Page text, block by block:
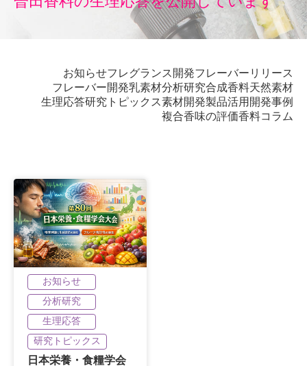
お知らせフレグランス開発フレーバーリリース
フレーバー開発乳素材分析研究合成香料天然素材
生理応答研究トピックス素材開発製品活用開発事例
複合香味の評価香料コラム
お知らせ
分析研究
生理応答
研究トピックス
日本栄養・食糧学会